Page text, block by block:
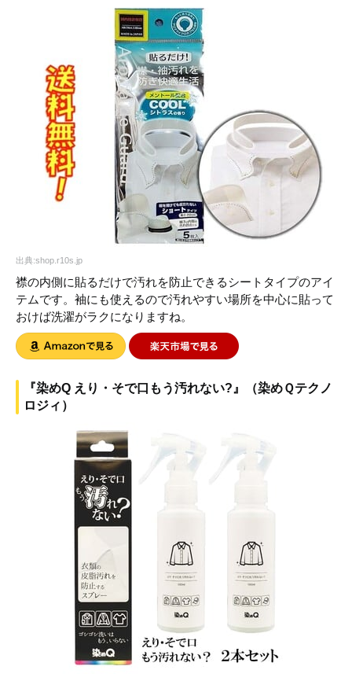
出典:shop.r10s.jp
襟の内側に貼るだけで汚れを防止できるシートタイプのアイ
テムです。袖にも使えるので汚れやすい場所を中心に貼って
おけば洗濯がラクになりますね。
『染めQ えり・そで口もう汚れない?』（染めＱテクノ
ロジィ）